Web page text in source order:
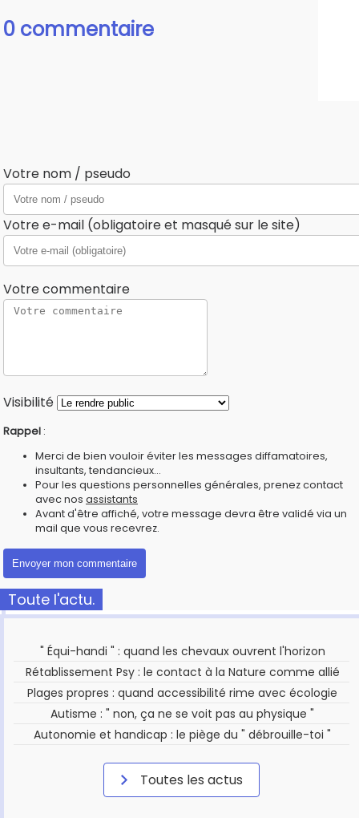
0 commentaire
Votre nom / pseudo
Votre e-mail (obligatoire et masqué sur le site)
Votre commentaire
Visibilité
Rappel :
Merci de bien vouloir éviter les messages diffamatoires,
insultants, tendancieux...
Pour les questions personnelles générales, prenez contact
avec nos assistants
Avant d'être affiché, votre message devra être validé via un
mail que vous recevrez.
Toute l'actu.
" Équi-handi " : quand les chevaux ouvrent l'horizon
Rétablissement Psy : le contact à la Nature comme allié
Plages propres : quand accessibilité rime avec écologie
Autisme : " non, ça ne se voit pas au physique "
Autonomie et handicap : le piège du " débrouille-toi "
Toutes les actus